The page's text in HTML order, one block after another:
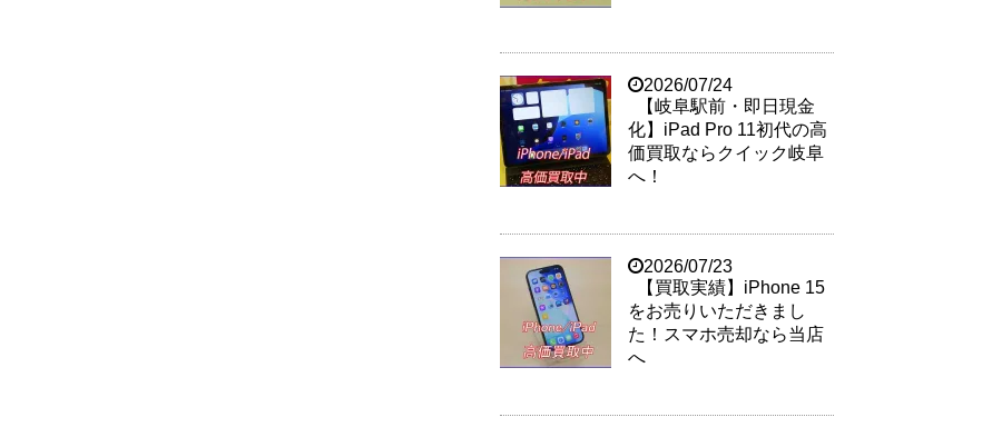
2026/07/24
【岐阜駅前・即日現金
化】iPad Pro 11初代の高
価買取ならクイック岐阜
へ！
2026/07/23
【買取実績】iPhone 15
をお売りいただきまし
た！スマホ売却なら当店
へ